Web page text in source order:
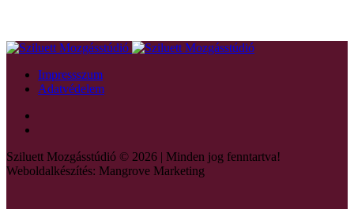
Impressszum
Adatvédelem
Sziluett Mozgásstúdió © 2026 | Minden jog fenntartva!
Weboldalkészítés: Mangrove Marketing